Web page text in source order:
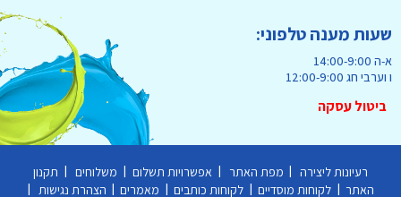
שעות מענה טלפוני:
א-ה 14:00-9:00
ו וערבי חג 12:00-9:00
ביטול עסקה
רעיונות ליצירה | מפת האתר | אפשרויות תשלום | משלוחים | תקנון
האתר | לקוחות מוסדיים | לקוחות כותבים | מאמרים | הצהרת נגישות |